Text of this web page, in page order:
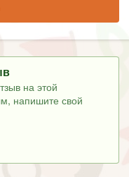
на этой
напишите свой